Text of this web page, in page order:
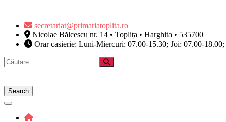
secretariat@primariatoplita.ro
Nicolae Bălcescu nr. 14 • Toplița • Harghita • 535700
Orar casierie: Luni-Miercuri: 07.00-15.30; Joi: 07.00-